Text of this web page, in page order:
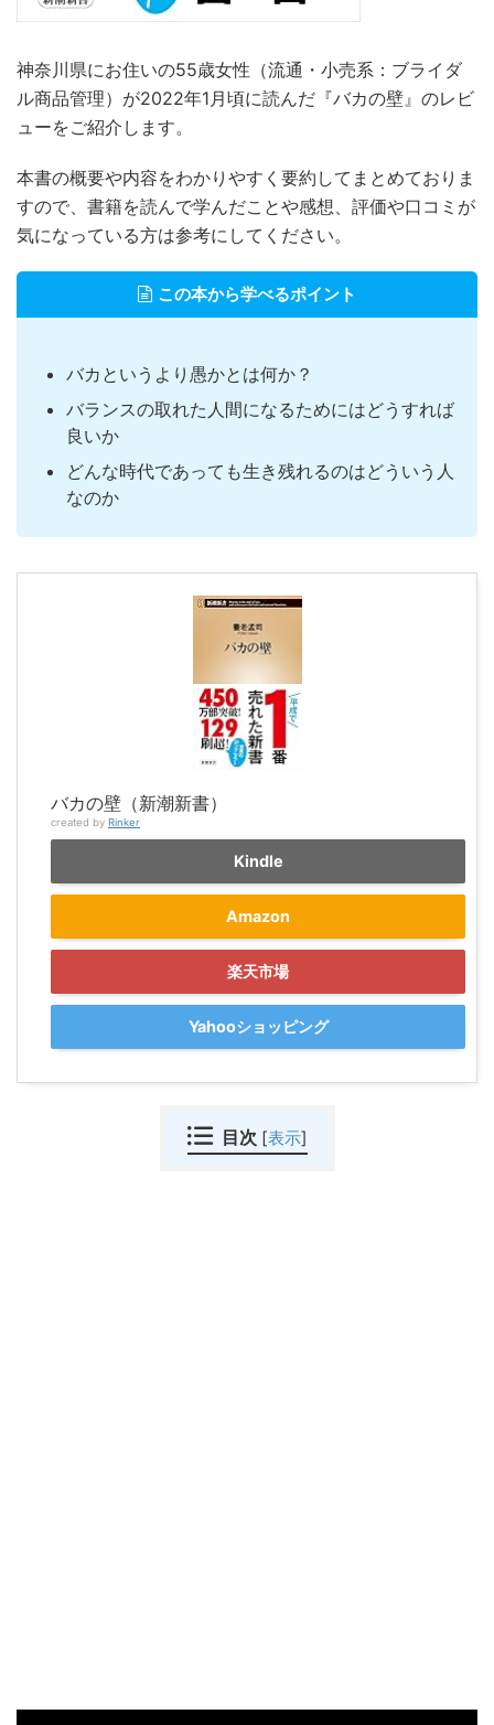
神奈川県にお住いの55歳女性（流通・小売系：ブライダ
ル商品管理）が2022年1月頃に読んだ『バカの壁』のレビ
ューをご紹介します。
本書の概要や内容をわかりやすく要約してまとめておりま
すので、書籍を読んで学んだことや感想、評価や口コミが
気になっている方は参考にしてください。
この本から学べるポイント
バカというより愚かとは何か？
バランスの取れた人間になるためにはどうすれば
良いか
どんな時代であっても生き残れるのはどういう人
なのか
バカの壁（新潮新書）
created by Rinker
Kindle
Amazon
楽天市場
Yahooショッピング
目次 [表示]